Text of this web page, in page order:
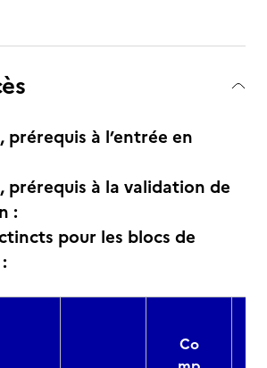
prérequis à l’entrée en
prérequis à la validation de
:
pour les blocs de
Co